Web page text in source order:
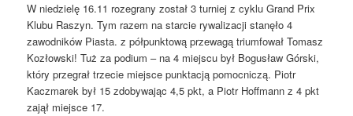
W niedzielę 16.11 rozegrany został 3 turniej z cyklu Grand Prix
Klubu Raszyn. Tym razem na starcie rywalizacji stanęło 4
zawodników Piasta. z półpunktową przewagą triumfował Tomasz
Kozłowski! Tuż za podium – na 4 miejscu był Bogusław Górski,
który przegrał trzecie miejsce punktacją pomocniczą. Piotr
Kaczmarek był 15 zdobywając 4,5 pkt, a Piotr Hoffmann z 4 pkt
zajął miejsce 17.